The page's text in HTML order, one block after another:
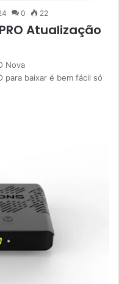
0 22
Atualização
Nova
para baixar é bem fácil só